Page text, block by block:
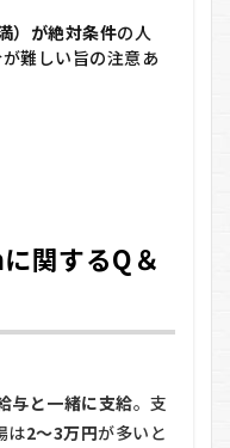
）が絶対条件の人
難しい旨の注意あ
関するQ＆
与と一緒に支給。支
は2〜3万円が多いと